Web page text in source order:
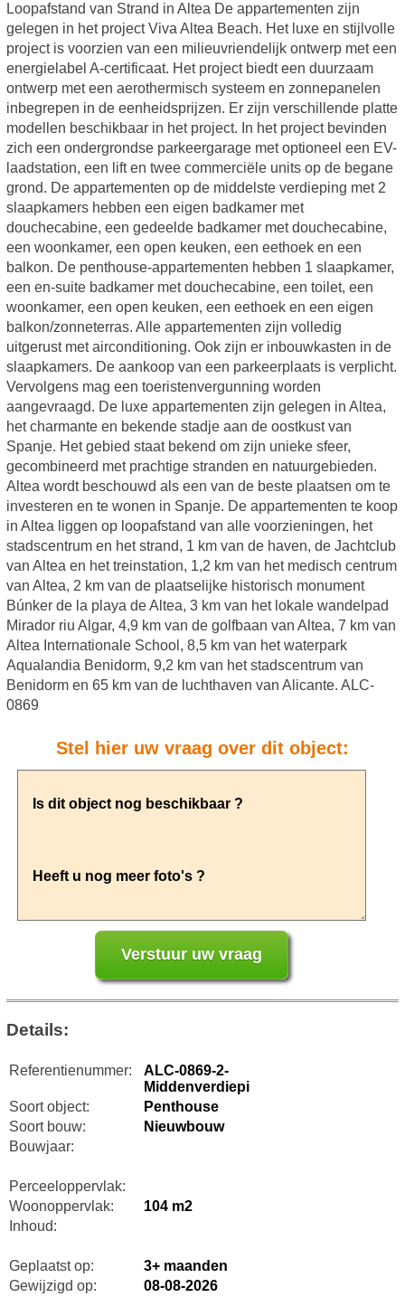
Loopafstand van Strand in Altea De appartementen zijn
gelegen in het project Viva Altea Beach. Het luxe en stijlvolle
project is voorzien van een milieuvriendelijk ontwerp met een
energielabel A-certificaat. Het project biedt een duurzaam
ontwerp met een aerothermisch systeem en zonnepanelen
inbegrepen in de eenheidsprijzen. Er zijn verschillende platte
modellen beschikbaar in het project. In het project bevinden
zich een ondergrondse parkeergarage met optioneel een EV-
laadstation, een lift en twee commerciële units op de begane
grond. De appartementen op de middelste verdieping met 2
slaapkamers hebben een eigen badkamer met
douchecabine, een gedeelde badkamer met douchecabine,
een woonkamer, een open keuken, een eethoek en een
balkon. De penthouse-appartementen hebben 1 slaapkamer,
een en-suite badkamer met douchecabine, een toilet, een
woonkamer, een open keuken, een eethoek en een eigen
balkon/zonneterras. Alle appartementen zijn volledig
uitgerust met airconditioning. Ook zijn er inbouwkasten in de
slaapkamers. De aankoop van een parkeerplaats is verplicht.
Vervolgens mag een toeristenvergunning worden
aangevraagd. De luxe appartementen zijn gelegen in Altea,
het charmante en bekende stadje aan de oostkust van
Spanje. Het gebied staat bekend om zijn unieke sfeer,
gecombineerd met prachtige stranden en natuurgebieden.
Altea wordt beschouwd als een van de beste plaatsen om te
investeren en te wonen in Spanje. De appartementen te koop
in Altea liggen op loopafstand van alle voorzieningen, het
stadscentrum en het strand, 1 km van de haven, de Jachtclub
van Altea en het treinstation, 1,2 km van het medisch centrum
van Altea, 2 km van de plaatselijke historisch monument
Búnker de la playa de Altea, 3 km van het lokale wandelpad
Mirador riu Algar, 4,9 km van de golfbaan van Altea, 7 km van
Altea Internationale School, 8,5 km van het waterpark
Aqualandia Benidorm, 9,2 km van het stadscentrum van
Benidorm en 65 km van de luchthaven van Alicante. ALC-
0869
Stel hier uw vraag over dit object:
Details:
Referentienummer:
ALC-0869-2-
Middenverdiepi
Soort object:
Penthouse
Soort bouw:
Nieuwbouw
Bouwjaar:
Perceeloppervlak:
Woonoppervlak:
104 m2
Inhoud:
Geplaatst op:
3+ maanden
Gewijzigd op:
08-08-2026